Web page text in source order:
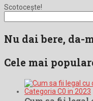
Scotocește!
Nu dai bere, da-
Cele mai